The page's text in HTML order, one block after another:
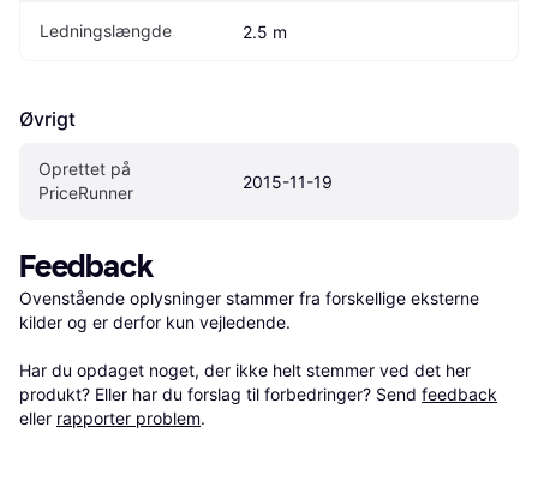
Ledningslængde 2.5 m
Øvrigt
Oprettet på
PriceRunner
2015-11-19
Feedback
Ovenstående oplysninger stammer fra forskellige eksterne
kilder og er derfor kun vejledende.
Har du opdaget noget, der ikke helt stemmer ved det her
produkt? Eller har du forslag til forbedringer? Send feedback
eller rapporter problem.